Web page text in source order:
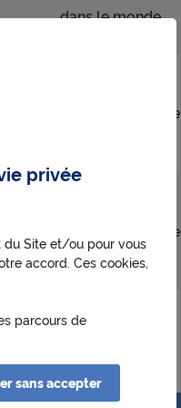
dans le monde
assureurs dans le
assureurs dans le
monde
privée
du Site et/ou pour vous
accord. Ces cookies,
parcours de
sans accepter